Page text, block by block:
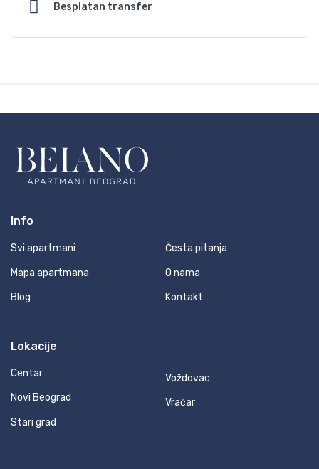
Besplatan transfer
Info
Svi apartmani
Mapa apartmana
Blog
Česta pitanja
O nama
Kontakt
Lokacije
Centar
Novi Beograd
Stari grad
Voždovac
Vračar